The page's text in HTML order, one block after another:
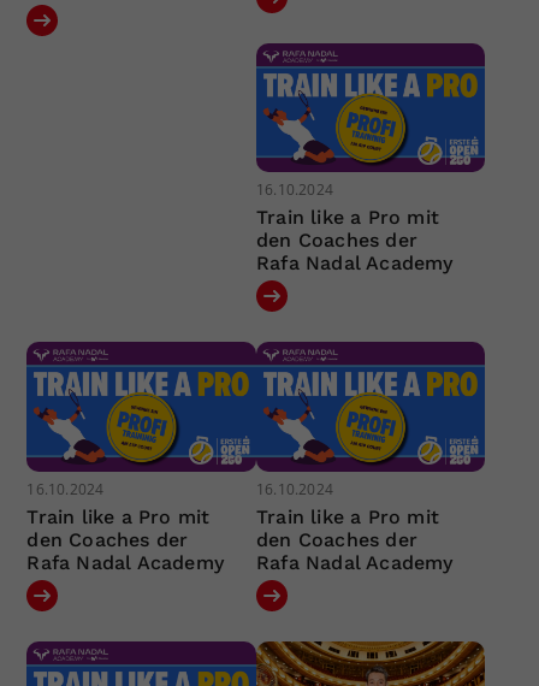
16.10.2024
Train like a Pro mit
den Coaches der
Rafa Nadal Academy
16.10.2024
Train like a Pro mit
den Coaches der
Rafa Nadal Academy
16.10.2024
Train like a Pro mit
den Coaches der
Rafa Nadal Academy